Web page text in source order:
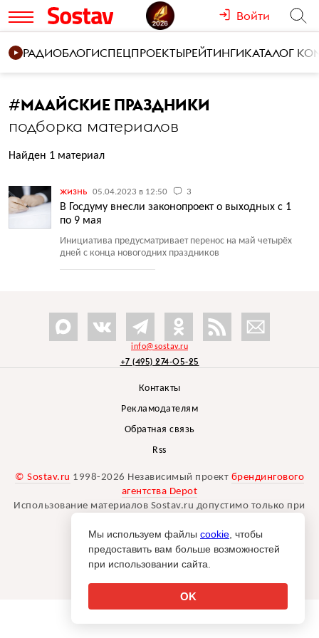
Войти
РАДИОБЛОГИСПЕЦПРОЕКТЫРЕЙТИНГИКАТАЛОГ
#МААЙСКИЕ ПРАЗДНИКИ
подборка материалов
Найден 1 материал
жизнь 05.04.2023 в 12:50 3
В Госдуму внесли законопроект о выходных с 1
по 9 мая
Инициатива предусматривает перенос на май четырёх
дней с конца новогодних праздников
info@sostav.ru
+7 (495) 274-05-25
Контакты
Рекламодателям
Обратная связь
Rss
© Sostav.ru 1998-2026 Независимый проект брендингового
агентства Depot
Использование материалов Sostav.ru допустимо только при
Дизайн сайта -Liqium.
18+
Мы используем файлы cookie , чтобы
предоставить вам больше возможностей
при использовании сайта.
OK